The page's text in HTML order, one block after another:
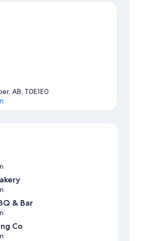
AB, T0E1E0
& Bar
Co